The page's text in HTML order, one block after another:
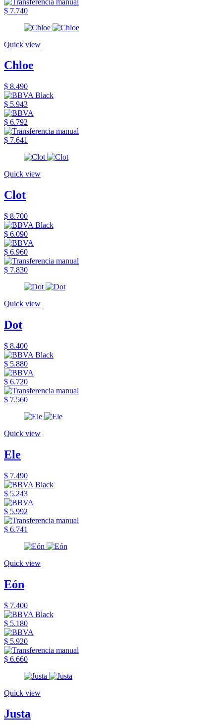
$ 7.740
Quick view
Chloe
$ 8.490
$ 5.943
$ 6.792
$ 7.641
Quick view
Clot
$ 8.700
$ 6.090
$ 6.960
$ 7.830
Quick view
Dot
$ 8.400
$ 5.880
$ 6.720
$ 7.560
Quick view
Ele
$ 7.490
$ 5.243
$ 5.992
$ 6.741
Quick view
Eón
$ 7.400
$ 5.180
$ 5.920
$ 6.660
Quick view
Justa